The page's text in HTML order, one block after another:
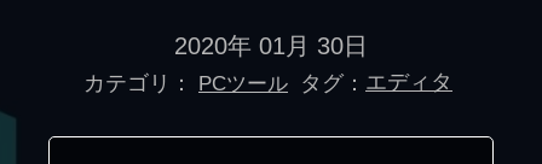
2020年 01月 30日
カテゴリ： PCツール タグ： エディタ